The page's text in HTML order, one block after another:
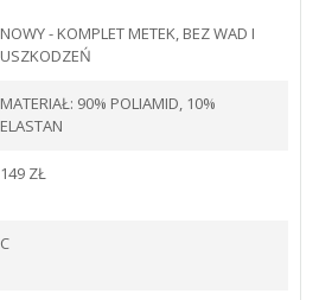
NOWY - KOMPLET METEK, BEZ WAD I
USZKODZEŃ
MATERIAŁ: 90% POLIAMID, 10%
ELASTAN
149 ZŁ
C